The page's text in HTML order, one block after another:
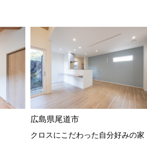
広島県尾道市
クロスにこだわった自分好みの家